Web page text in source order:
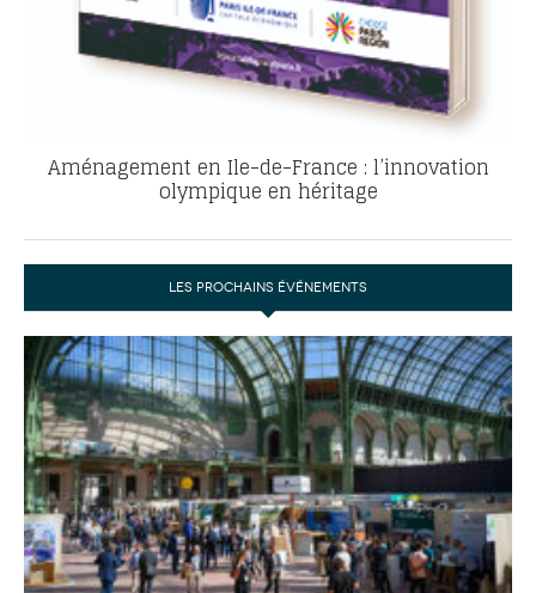
Aménagement en Ile-de-France : l’innovation
olympique en héritage
LES PROCHAINS ÉVÉNEMENTS